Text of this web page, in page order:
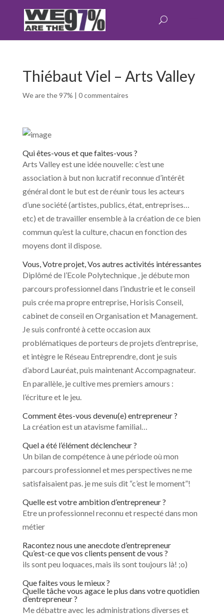
Thiébaut Viel – Arts Valley
We are the 97% | 0 commentaires
Qui êtes-vous et que faites-vous ?
Arts Valley est une idée nouvelle: c’est une
association à but non lucratif reconnue d’intérêt
général dont le but est de réunir tous les acteurs
d’une société (artistes, publics, état, entreprises…
etc) et de travailler ensemble à la création de ce bien
commun qu’est la culture, chacun en fonction des
moyens dont il dispose.
Vous, Votre projet, Vos autres activités intéressantes
Diplômé de l’Ecole Polytechnique , je débute mon
parcours professionnel dans l’industrie et le conseil
puis crée ma propre entreprise, Horisis Conseil,
cabinet de conseil en Organisation et Management.
Je suis confronté à cette occasion aux
problématiques de porteurs de projets d’entreprise,
et intègre le Réseau Entreprendre, dont je suis
d’abord Lauréat, puis maintenant Accompagnateur.
En parallèle, je cultive mes premiers amours :
l’écriture et le jeu.
Comment êtes-vous devenu(e) entrepreneur ?
La création est un atavisme familial…
Quel a été l’élément déclencheur ?
Un bilan de compétence à une période où mon
parcours professionnel et mes perspectives ne me
satisfaisaient pas. je me suis dit “c’est le moment”!
Quelle est votre ambition d’entrepreneur ?
Etre un professionnel reconnu et respecté dans mon
métier
Racontez nous une anecdote d’entrepreneur
Qu’est-ce que vos clients pensent de vous ?
ils sont peu loquaces, mais ils sont toujours là! ;o)
Que faites vous le mieux ?
Quelle tâche vous agace le plus dans votre quotidien
d’entrepreneur ?
Me débattre avec les administrations diverses et